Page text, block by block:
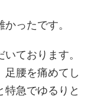
ったです。
ております。
足腰を痛めてし
特急でゆるりと